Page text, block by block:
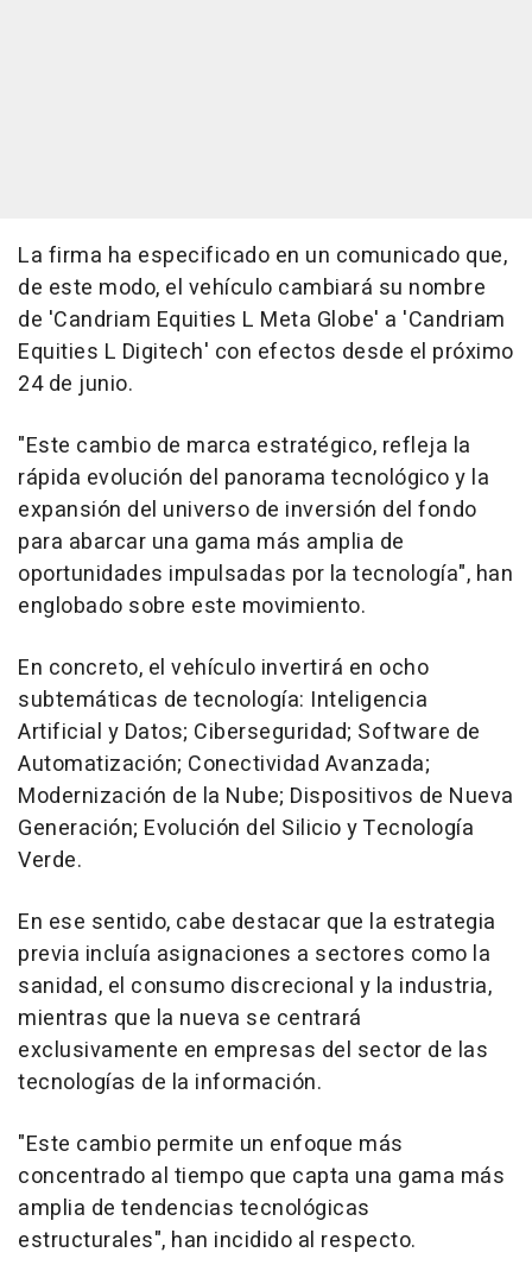
La firma ha especificado en un comunicado que,
de este modo, el vehículo cambiará su nombre
de 'Candriam Equities L Meta Globe' a 'Candriam
Equities L Digitech' con efectos desde el próximo
24 de junio.
"Este cambio de marca estratégico, refleja la
rápida evolución del panorama tecnológico y la
expansión del universo de inversión del fondo
para abarcar una gama más amplia de
oportunidades impulsadas por la tecnología", han
englobado sobre este movimiento.
En concreto, el vehículo invertirá en ocho
subtemáticas de tecnología: Inteligencia
Artificial y Datos; Ciberseguridad; Software de
Automatización; Conectividad Avanzada;
Modernización de la Nube; Dispositivos de Nueva
Generación; Evolución del Silicio y Tecnología
Verde.
En ese sentido, cabe destacar que la estrategia
previa incluía asignaciones a sectores como la
sanidad, el consumo discrecional y la industria,
mientras que la nueva se centrará
exclusivamente en empresas del sector de las
tecnologías de la información.
"Este cambio permite un enfoque más
concentrado al tiempo que capta una gama más
amplia de tendencias tecnológicas
estructurales", han incidido al respecto.